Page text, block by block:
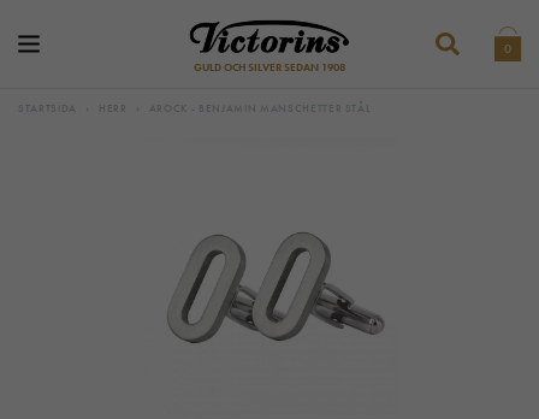
GULD OCH SILVER SEDAN 1908
0
STARTSIDA HERR AROCK - BENJAMIN MANSCHETTER STÅL